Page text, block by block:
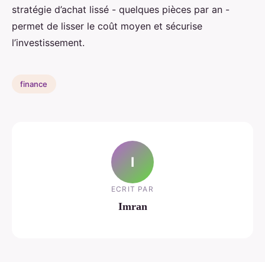
stratégie d’achat lissé - quelques pièces par an -
permet de lisser le coût moyen et sécurise
l’investissement.
finance
I
ECRIT PAR
Imran